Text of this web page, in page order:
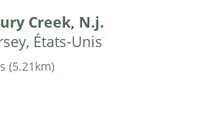
Creek, N.j.
États-Unis
(5.21km)